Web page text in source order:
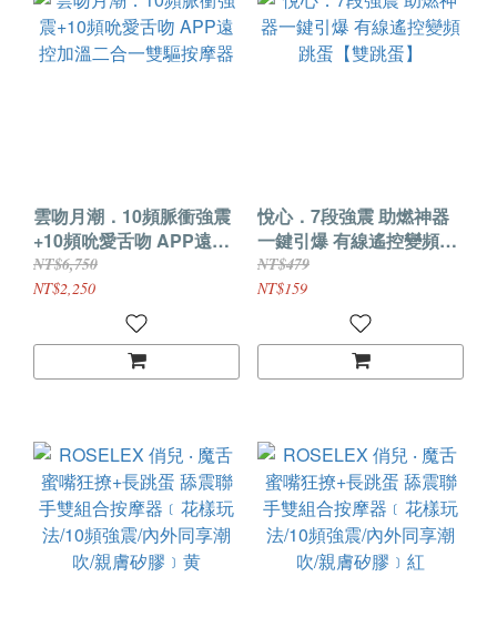
雲吻月潮．10頻脈衝強震
+10頻吮愛舌吻 APP遠控
加溫二合一雙驅按摩器
NT$6,750
NT$2,250
悅心．7段強震 助燃神器
一鍵引爆 有線遙控變頻跳
蛋【雙跳蛋】
NT$479
NT$159